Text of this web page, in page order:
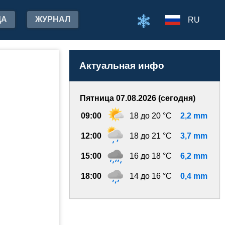
ЖУРНАЛ RU
Актуальная инфо
Пятница 07.08.2026 (сегодня)
09:00 18 до 20 °C 2,2 mm
12:00 18 до 21 °C 3,7 mm
15:00 16 до 18 °C 6,2 mm
18:00 14 до 16 °C 0,4 mm